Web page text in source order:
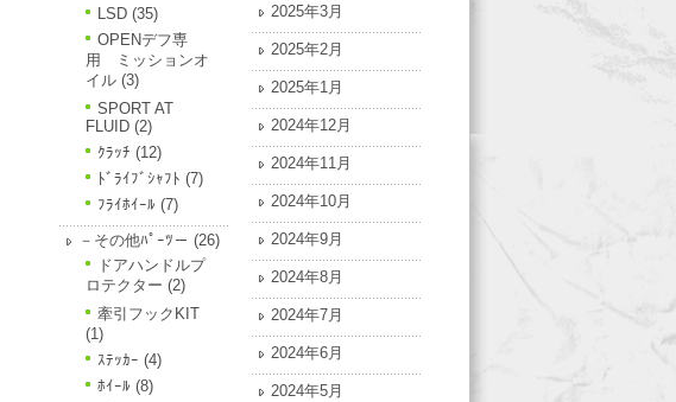
LSD (35)
OPENデフ専
用 ミッションオ
イル (3)
SPORT AT
FLUID (2)
ｸﾗｯﾁ (12)
ﾄﾞﾗｲﾌﾞｼｬﾌﾄ (7)
ﾌﾗｲﾎｲｰﾙ (7)
－その他ﾊﾟｰﾂ－ (26)
ドアハンドルプ
ロテクター (2)
牽引フックKIT
(1)
ｽﾃｯｶｰ (4)
ﾎｲｰﾙ (8)
2025年3月
2025年2月
2025年1月
2024年12月
2024年11月
2024年10月
2024年9月
2024年8月
2024年7月
2024年6月
2024年5月